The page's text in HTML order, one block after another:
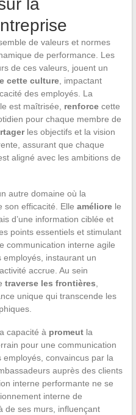
de valeurs et normes
de performance. Les
de ces valeurs, jouent un
cette culture, impactant
des employés. La
est maîtrisée, renforcecette
pour chaque membre de
les objectifs et la vision
assurant que chaque
aligné avec les ambitions de
autre domaine où la
son efficacité. Elle améliorele
d’une information ciblée et
points essentiels et stimulant
communication interne agile
instaurant un
accrue. Au sein
traverse les frontières
unique qui transcende les
capacité à promeutla
pour une communication
convaincus par la
auprès des clients
interne performante ne se
interne de
de ses murs, influençant